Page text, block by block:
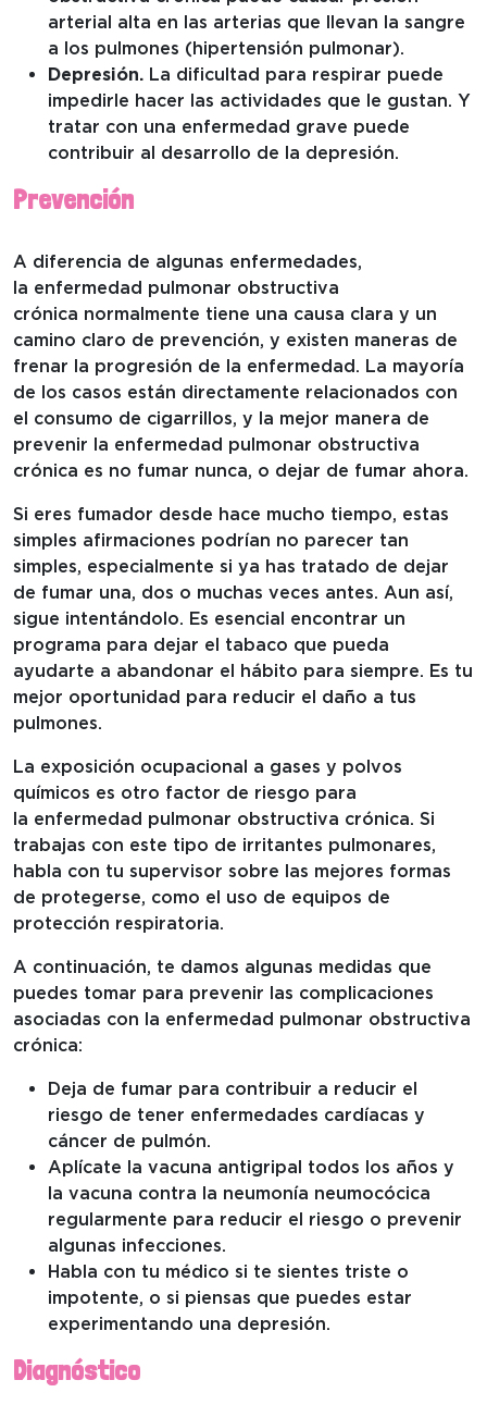
arterial alta en las arterias que llevan la sangre
a los pulmones (hipertensión pulmonar).
Depresión. La dificultad para respirar puede
impedirle hacer las actividades que le gustan. Y
tratar con una enfermedad grave puede
contribuir al desarrollo de la depresión.
Prevención
A diferencia de algunas enfermedades,
la enfermedad pulmonar obstructiva
crónica normalmente tiene una causa clara y un
camino claro de prevención, y existen maneras de
frenar la progresión de la enfermedad. La mayoría
de los casos están directamente relacionados con
el consumo de cigarrillos, y la mejor manera de
prevenir la enfermedad pulmonar obstructiva
crónica es no fumar nunca, o dejar de fumar ahora.
Si eres fumador desde hace mucho tiempo, estas
simples afirmaciones podrían no parecer tan
simples, especialmente si ya has tratado de dejar
de fumar una, dos o muchas veces antes. Aun así,
sigue intentándolo. Es esencial encontrar un
programa para dejar el tabaco que pueda
ayudarte a abandonar el hábito para siempre. Es tu
mejor oportunidad para reducir el daño a tus
pulmones.
La exposición ocupacional a gases y polvos
químicos es otro factor de riesgo para
la enfermedad pulmonar obstructiva crónica. Si
trabajas con este tipo de irritantes pulmonares,
habla con tu supervisor sobre las mejores formas
de protegerse, como el uso de equipos de
protección respiratoria.
A continuación, te damos algunas medidas que
puedes tomar para prevenir las complicaciones
asociadas con la enfermedad pulmonar obstructiva
crónica:
Deja de fumar para contribuir a reducir el
riesgo de tener enfermedades cardíacas y
cáncer de pulmón.
Aplícate la vacuna antigripal todos los años y
la vacuna contra la neumonía neumocócica
regularmente para reducir el riesgo o prevenir
algunas infecciones.
Habla con tu médico si te sientes triste o
impotente, o si piensas que puedes estar
experimentando una depresión.
Diagnóstico